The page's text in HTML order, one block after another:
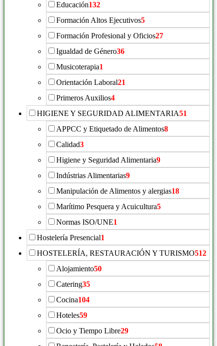
Educación132
Formación Altos Ejecutivos5
Formación Profesional y Oficios27
Igualdad de Género36
Musicoterapia1
Orientación Laboral21
Primeros Auxilios4
HIGIENE Y SEGURIDAD ALIMENTARIA51
APPCC y Etiquetado de Alimentos8
Calidad3
Higiene y Seguridad Alimentaria9
Indústrias Alimentarias9
Manipulación de Alimentos y alergias18
Marítimo Pesquera y Acuicultura5
Normas ISO/UNE1
Hostelería Presencial1
HOSTELERÍA, RESTAURACIÓN Y TURISMO512
Alojamiento50
Catering35
Cocina104
Hoteles59
Ocio y Tiempo Libre29